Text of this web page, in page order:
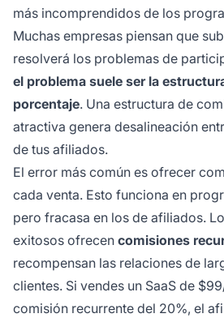
más incomprendidos de los
Muchas empresas piensan que
resolverá los problemas de
el problema suele ser la
porcentaje. Una estructura de
atractiva genera desalineación
de tus afiliados.
El error más común es ofrecer
cada venta. Esto funciona en
pero fracasa en los de afiliados.
exitosos ofrecen comisiones
recompensan las relaciones de
clientes. Si vendes un SaaS de
comisión recurrente del 20%, el